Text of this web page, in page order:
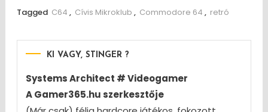
Tagged C64 , Cívis Mikroklub , Commodore 64 , retró
KI VAGY, STINGER ?
Systems Architect # Videogamer
A Gamer365.hu szerkesztője